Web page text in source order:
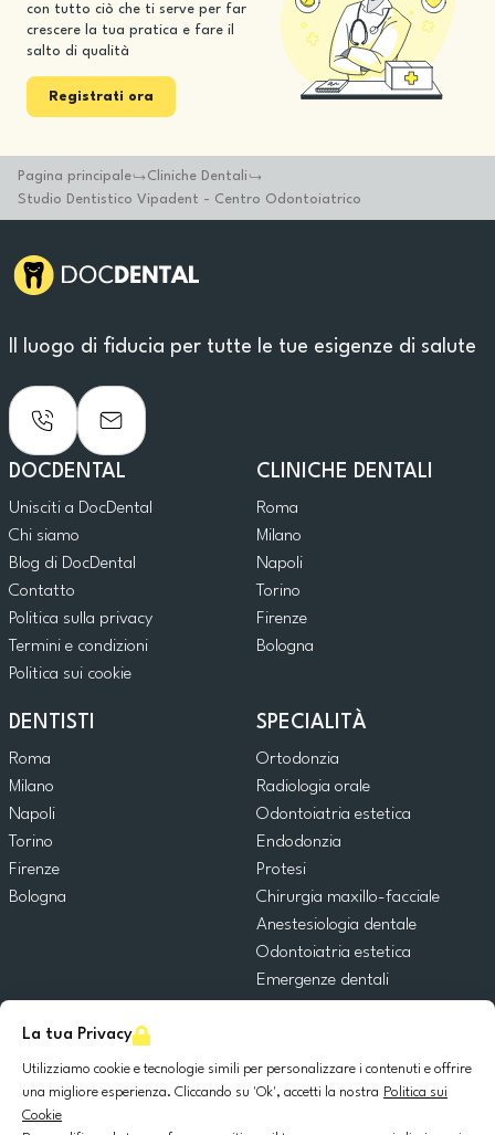
La tua Privacy
Utilizziamo cookie e tecnologie simili per personalizzare i contenuti e offrire
una migliore esperienza. Cliccando su 'Ok', accetti la nostra Politica sui
Cookie
con tutto ciò che ti serve per far
crescere la tua pratica e fare il
salto di qualità
Registrati ora
Pagina principale
Cliniche Dentali
Studio Dentistico Vipadent - Centro Odontoiatrico
Il luogo di fiducia per tutte le tue esigenze di salute
DOCDENTAL
Unisciti a DocDental
Chi siamo
Blog di DocDental
Contatto
Politica sulla privacy
Termini e condizioni
Politica sui cookie
CLINICHE DENTALI
Roma
Milano
Napoli
Torino
Firenze
Bologna
DENTISTI
Roma
Milano
Napoli
Torino
Firenze
Bologna
SPECIALITÀ
Ortodonzia
Radiologia orale
Odontoiatria estetica
Endodonzia
Protesi
Chirurgia maxillo-facciale
Anestesiologia dentale
Odontoiatria estetica
Emergenze dentali
Chirurgia orale
Implantologia dentale